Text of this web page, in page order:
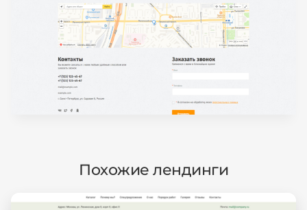
Похожие лендинги